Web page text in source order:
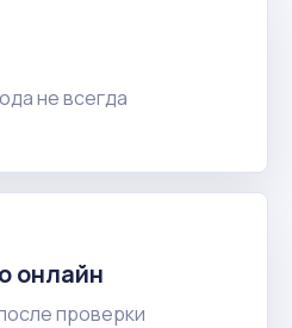
не всегда
онлайн
проверки